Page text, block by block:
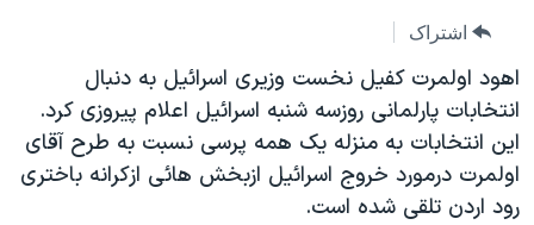
اصلی
جهش
به
جستجو
گزیده‌ها
ویژه برنامه‌ها
ویدیوها
صفحه‌های ویژه
عملیات خشم حماسی
۲۵۰سالگی آمریکا
بایگانی برنامه‌های تلویزیونی
پخش رادیویی
یادگیری زبان انگلیسی
اشتراک
اهود اولمرت کفيل نخست وزيری اسرائيل به دنبال
انتخابات پارلمانی روزسه شنبه اسرائيل اعلام پيروزی کرد.
اين انتخابات به منزله يک همه پرسی نسبت به طرح آقای
اولمرت درمورد خروج اسرائيل ازبخش هائی ازکرانه باختری
رود اردن تلقی شده است.